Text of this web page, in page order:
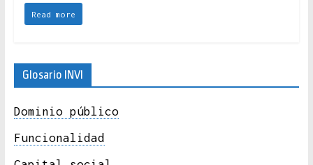
Read more
Glosario INVI
Dominio público
Funcionalidad